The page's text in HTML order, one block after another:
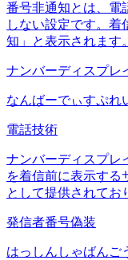
番号非通知とは、電
しない設定です。着
知」と表示されます。
ナンバーディスプレ
なんばーでぃすぷれ
電話技術
ナンバーディスプレ
を着信前に表示する
として提供されてお
発信者番号偽装
はっしんしゃばんご